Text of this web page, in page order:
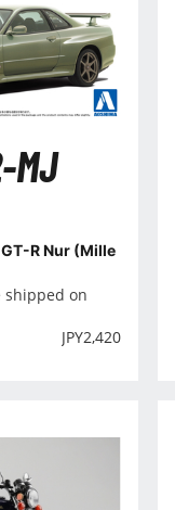
MJ
R Nur (Mille
on
JPY2,420